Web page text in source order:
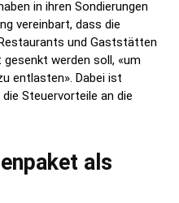
in ihren Sondierungen
vereinbart, dass die
und Gaststätten
werden soll, «um
entlasten». Dabei ist
Steuervorteile an die
als